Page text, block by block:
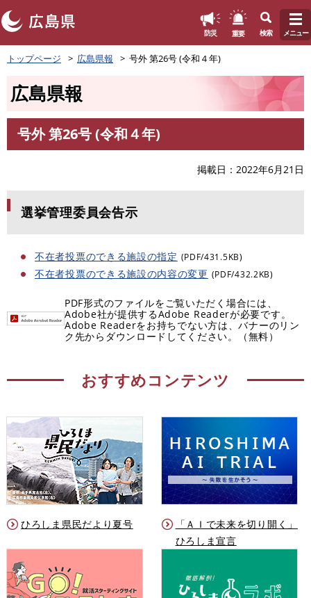
ペ
ー
頭
す
防災 重要 検索 メニュー
トップページ 広島県報 号外 第26号 (令和４年)
広島県報
文
号外 第26号 (令和４年)
掲載日 2022年6月21日
選挙管理委員会告示
不在者投票のできる施設の指定 (PDF/431.5KB)
不在者投票のできる施設の内容の変更 (PDF/432.2KB)
PDF形式のファイルをご覧いただく場合には、
Adobe社が提供するAdobe Readerが必要です。
Adobe Readerをお持ちでない方は、バナーのリン
ク先からダウンロードしてください。（無料）
おすすめコンテンツ
ひろしま県民だより夏号
「ＡＩで未来を切り開く」
ひろしま宣言